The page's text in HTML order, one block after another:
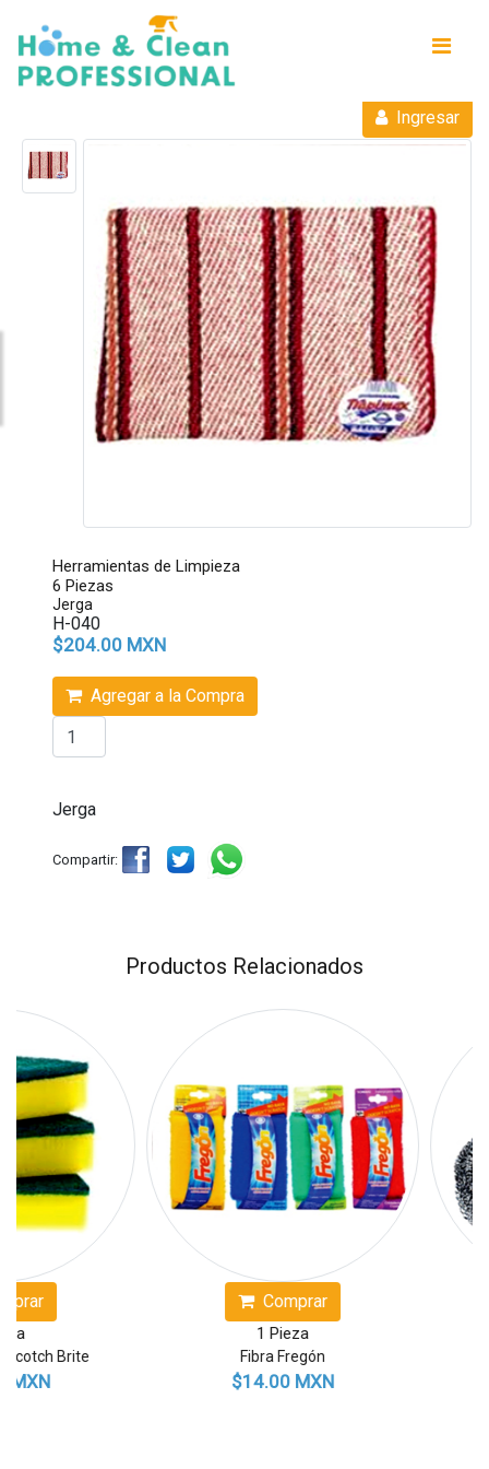
Ingresar
Herramientas de Limpieza
6 Piezas
Jerga
H-040
$204.00 MXN
Agregar a la Compra
Jerga
Compartir:
Productos Relacionados
Brite
Comprar
1 Pieza
Fibra Fregón
$14.00 MXN